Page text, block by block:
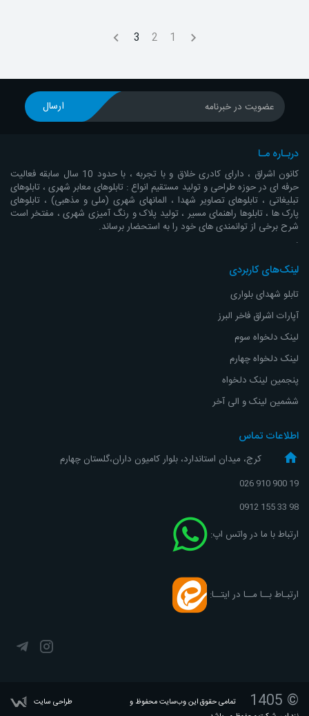
1
2
3
عضویت در خبرنامه ارسال
دربـاره مـا
کانون اشراق ، دارای کادری خلاق و با تجربه ، با حدود 10 سال سابقه فعالیت
حرفه ای در حوزه طراحی و تولید مستقیم انواع : تابلوهای معابر شهری ، تابلوهای
تبلیغاتی ، تابلوهای تصاویر شهدا ، المانهای شهری (ملی و مذهبی) ، تابلوهای
پارک ها ، تابلوها راهنمای مسیر ، تولید پلاک و رنگ آمیزی شهری ، مفتخر است
شرح برخی از توانمندی های خود را به استحضار برساند.
.
لینک‌های کاربردی
تابلو شهدای بلواری
آپارات اشراق فاخر البرز
لینک دلخواه سوم
لینک دلخواه چهارم
پنجمین لینک دلخواه
ششمین لینک و الی آخر
اطلاعات تماس
کرج، میدان استاندارد، بلوار کامیون داران،گلستان چهارم
19 900 910 026
98 33 155 0912
ارتباط با ما در واتس اپ:
ارتبـاط بــا مــا در ایتــا:
© 1405
تمامی حقوق این وب‌سایت محفوظ و
طراحی سایت